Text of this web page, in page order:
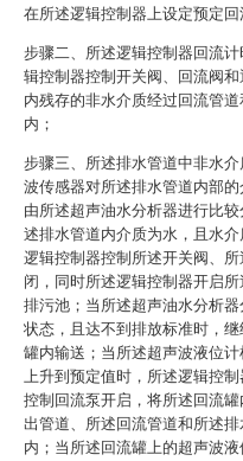
在所述逻辑控制器上设定预定回
步骤二、所述逻辑控制器回流
辑控制器控制开关阀、回流阀
内残存的非水介质经过回流管
内；
步骤三、所述排水管道中非水
波传感器对所述排水管道内部
由所述超声油水分析器进行比
述排水管道内介质为水，且水
逻辑控制器控制所述开关阀、
闭，同时所述逻辑控制器开启
排污池；当所述超声油水分析
状态，且达不到排放标准时，
罐内输送；当所述超声波液位
上升到预定值时，所述逻辑控制
控制回流泵开启，将所述回流
出管道、所述回流管道和所述
内；当所述回流罐上的超声波